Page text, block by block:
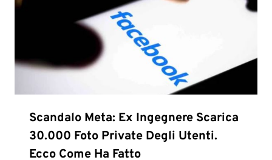
Scandalo Meta: Ex Ingegnere Scarica
30.000 Foto Private Degli Utenti.
Ecco Come Ha Fatto